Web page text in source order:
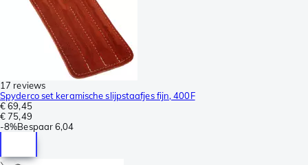
17 reviews
Spyderco set keramische slijpstaafjes fijn, 400F
€ 69,45
€ 75,49
-8%Bespaar6,04